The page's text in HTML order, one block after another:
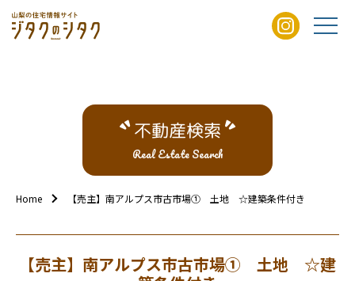
不動産検索
Real Estate Search
Home 【売主】南アルプス市古市場① 土地 ☆建築条件付き
【売主】南アルプス市古市場① 土地 ☆建